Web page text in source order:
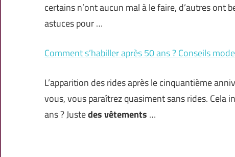
certains n’ont aucun mal à le faire, d’autres ont
astuces pour …
Comment s’habiller après 50 ans ? Conseils mode
L’apparition des rides après le cinquantième
vous, vous paraîtrez quasiment sans rides. Cela
ans ? Justedes vêtements …